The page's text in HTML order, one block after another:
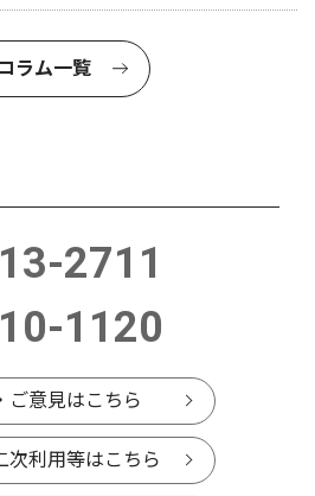
コラム一覧
2711
1120
ご意見はこちら
次利用等はこちら